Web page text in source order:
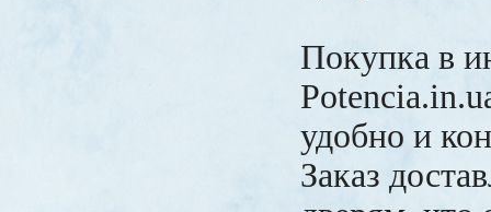
Покупка в
удобно и
Заказ